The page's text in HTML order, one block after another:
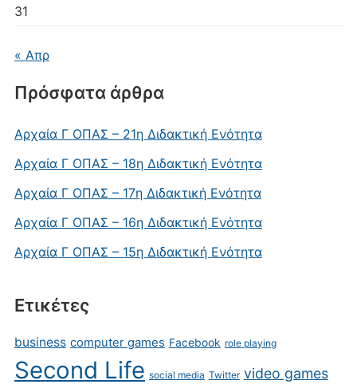
31
« Απρ
Πρόσφατα άρθρα
Αρχαία Γ ΟΠΑΣ – 21η Διδακτική Ενότητα
Αρχαία Γ ΟΠΑΣ – 18η Διδακτική Ενότητα
Αρχαία Γ ΟΠΑΣ – 17η Διδακτική Ενότητα
Αρχαία Γ ΟΠΑΣ – 16η Διδακτική Ενότητα
Αρχαία Γ ΟΠΑΣ – 15η Διδακτική Ενότητα
Ετικέτες
business computer games Facebook role playing
Second Life social media Twitter video games